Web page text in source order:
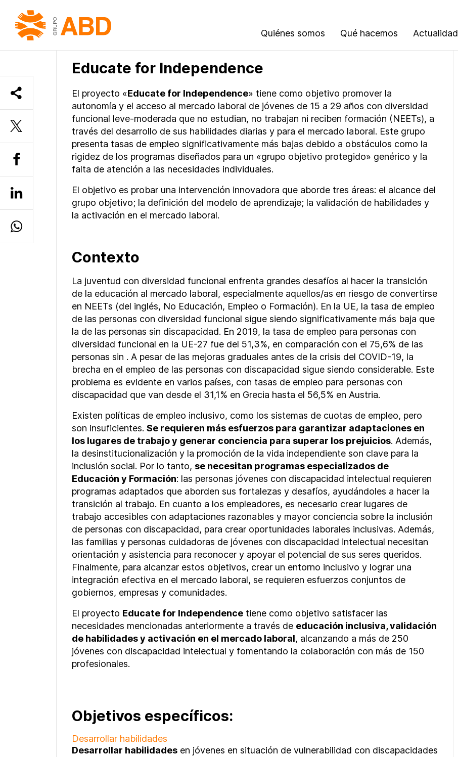
Quiénes somos Qué hacemos Actualidad
INICIO»PROGRAMES
Educate for Independence
El proyecto «Educate for Independence» tiene como objetivo promover la
autonomía y el acceso al mercado laboral de jóvenes de 15 a 29 años con diversidad
funcional leve-moderada que no estudian, no trabajan ni reciben formación (NEETs), a
través del desarrollo de sus habilidades diarias y para el mercado laboral. Este grupo
presenta tasas de empleo significativamente más bajas debido a obstáculos como la
rigidez de los programas diseñados para un «grupo objetivo protegido» genérico y la
falta de atención a las necesidades individuales.
El objetivo es probar una intervención innovadora que aborde tres áreas: el alcance del
grupo objetivo; la definición del modelo de aprendizaje; la validación de habilidades y
la activación en el mercado laboral.
Contexto
La juventud con diversidad funcional enfrenta grandes desafíos al hacer la transición
de la educación al mercado laboral, especialmente aquellos/as en riesgo de convertirse
en NEETs (del inglés, No Educación, Empleo o Formación). En la UE, la tasa de empleo
de las personas con diversidad funcional sigue siendo significativamente más baja que
la de las personas sin discapacidad. En 2019, la tasa de empleo para personas con
diversidad funcional en la UE-27 fue del 51,3%, en comparación con el 75,6% de las
personas sin . A pesar de las mejoras graduales antes de la crisis del COVID-19, la
brecha en el empleo de las personas con discapacidad sigue siendo considerable. Este
problema es evidente en varios países, con tasas de empleo para personas con
discapacidad que van desde el 31,1% en Grecia hasta el 56,5% en Austria.
Existen políticas de empleo inclusivo, como los sistemas de cuotas de empleo, pero
son insuficientes. Se requieren más esfuerzos para garantizar adaptaciones en
los lugares de trabajo y generar conciencia para superar los prejuicios. Además,
la desinstitucionalización y la promoción de la vida independiente son clave para la
inclusión social. Por lo tanto, se necesitan programas especializados de
Educación y Formación: las personas jóvenes con discapacidad intelectual requieren
programas adaptados que aborden sus fortalezas y desafíos, ayudándoles a hacer la
transición al trabajo. En cuanto a los empleadores, es necesario crear lugares de
trabajo accesibles con adaptaciones razonables y mayor conciencia sobre la inclusión
de personas con discapacidad, para crear oportunidades laborales inclusivas. Además,
las familias y personas cuidadoras de jóvenes con discapacidad intelectual necesitan
orientación y asistencia para reconocer y apoyar el potencial de sus seres queridos.
Finalmente, para alcanzar estos objetivos, crear un entorno inclusivo y lograr una
integración efectiva en el mercado laboral, se requieren esfuerzos conjuntos de
gobiernos, empresas y comunidades.
El proyecto Educate for Independencetiene como objetivo satisfacer las
necesidades mencionadas anteriormente a través de educación inclusiva, validación
de habilidades y activación en el mercado laboral, alcanzando a más de 250
jóvenes con discapacidad intelectual y fomentando la colaboración con más de 150
profesionales.
Objetivos específicos:
Desarrollar habilidades
Desarrollar habilidadesen jóvenes en situación de vulnerabilidad con discapacidades